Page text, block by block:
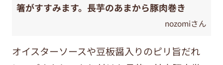
箸がすすみます。長芋のあまから豚肉巻き
nozomiさん
オイスターソースや豆板醤入りのピリ旨だれ